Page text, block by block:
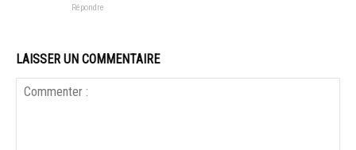
Répondre
LAISSER UN COMMENTAIRE